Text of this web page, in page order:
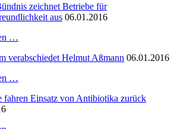
zeichnet Betriebe für
aus 06.01.2016
…
verabschiedet Helmut Aßmann 06.01.2016
…
fahren Einsatz von Antibiotika zurück